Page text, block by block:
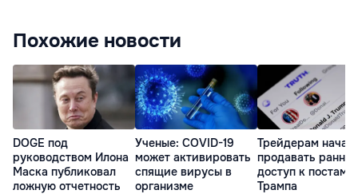
Похожие новости
DOGE под
руководством Илона
Маска публиковал
ложную отчетность
Ученые: COVID-19
может активировать
спящие вирусы в
организме
Трейдерам
продавать
доступ к постам
Трампа